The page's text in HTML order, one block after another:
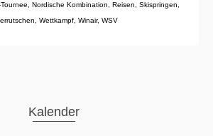
Nordische Kombination Reisen Skispringen
Wettkampf Winair, WSV
Kalender